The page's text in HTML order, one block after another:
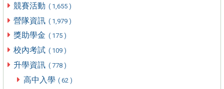
競賽活動 ( 1,655 )
營隊資訊 ( 1,979 )
獎助學金 ( 175 )
校內考試 ( 109 )
升學資訊 ( 778 )
高中入學 ( 62 )